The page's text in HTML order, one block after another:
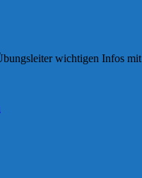
wichtigen Infos mit